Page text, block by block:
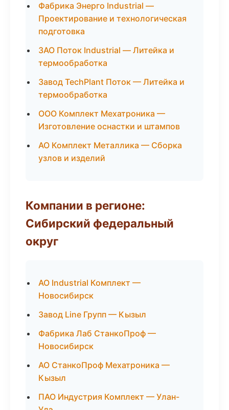
Фабрика Энерго Industrial —
Проектирование и технологическая
подготовка
ЗАО Поток Industrial — Литейка и
термообработка
Завод TechPlant Поток — Литейка и
термообработка
ООО Комплект Мехатроника —
Изготовление оснастки и штампов
АО Комплект Металлика — Сборка
узлов и изделий
Компании в регионе:
Сибирский федеральный
округ
АО Industrial Комплект —
Новосибирск
Завод Line Групп — Кызыл
Фабрика Лаб СтанкоПроф —
Новосибирск
АО СтанкоПроф Мехатроника —
Кызыл
ПАО Индустрия Комплект — Улан-